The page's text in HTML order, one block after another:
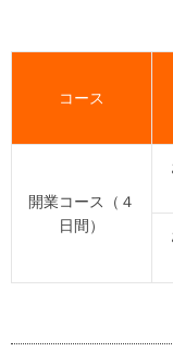
コース
開業コース（４
日間）